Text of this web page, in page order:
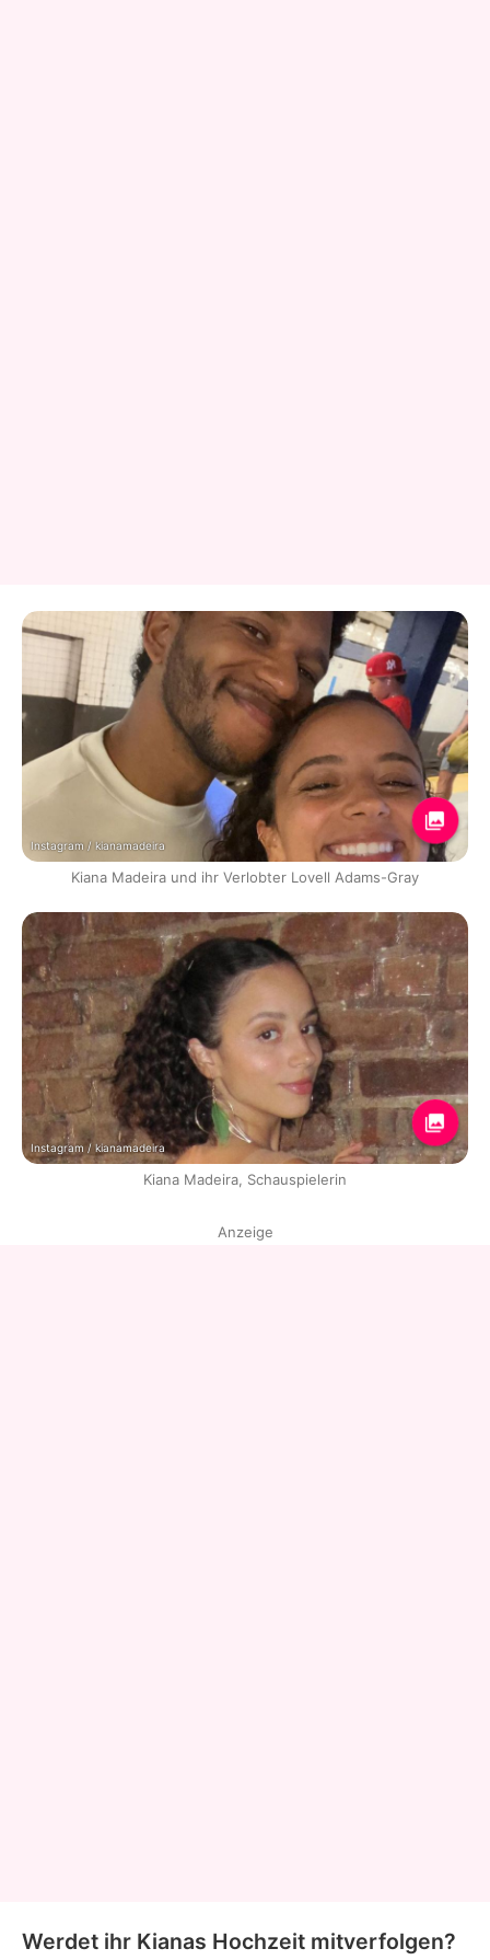
Instagram / kianamadeira
Kiana Madeira und ihr Verlobter Lovell Adams-Gray
Instagram / kianamadeira
Kiana Madeira, Schauspielerin
Anzeige
Werdet ihr Kianas Hochzeit mitverfolgen?